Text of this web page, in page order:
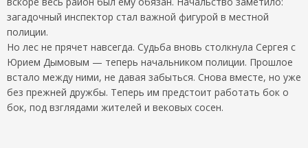
загадочный инспектор стал важной фигурой в местной
полиции.
Но лес не прячет навсегда. Судьба вновь столкнула Сергея с
Юрием Дымовым — теперь начальником полиции. Прошлое
встало между ними, не давая забыться. Снова вместе, но уже
без прежней дружбы. Теперь им предстоит работать бок о
бок, под взглядами жителей и вековых сосен.